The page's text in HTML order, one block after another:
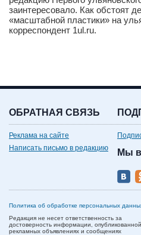
заинтересовало. Как обстоят
«масштабной пластики» на
корреспондент 1ul.ru.
ОБРАТНАЯ СВЯЗЬ
Реклама на сайте
Написать письмо в редакцию
Мы
Политика об обработке персональных
Редакция не несет ответственность за
достоверность информации,
рекламных объявлениях и сообщениях